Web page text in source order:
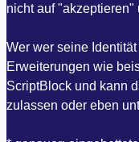
nicht auf "akzeptieren"
Wer wer seine
Erweiterungen wie
ScriptBlock und kann
zulassen oder eben